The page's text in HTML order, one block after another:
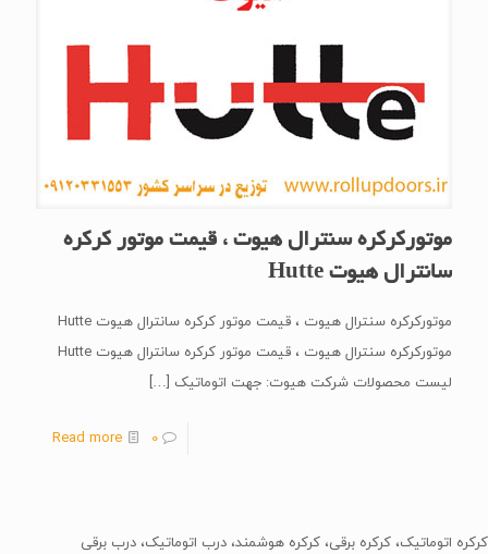
موتورکرکره سنترال هیوت ، قیمت موتور کرکره
سانترال هیوت Hutte
موتورکرکره سنترال هیوت ، قیمت موتور کرکره سانترال هیوت Hutte
موتورکرکره سنترال هیوت ، قیمت موتور کرکره سانترال هیوت Hutte
لیست محصولات شرکت هیوت: جهت اتوماتیک […]
0
Read more
کرکره اتوماتیک، کرکره برقی، کرکره هوشمند، درب اتوماتیک، درب برقی